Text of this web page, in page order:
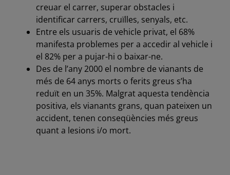
creuar el carrer, superar obstacles i
identificar carrers, cruïlles, senyals, etc.
Entre els usuaris de vehicle privat, el 68%
manifesta problemes per a accedir al vehicle i
el 82% per a pujar-hi o baixar-ne.
Des de l’any 2000 el nombre de vianants de
més de 64 anys morts o ferits greus s’ha
reduït en un 35%. Malgrat aquesta tendència
positiva, els vianants grans, quan pateixen un
accident, tenen conseqüències més greus
quant a lesions i/o mort.